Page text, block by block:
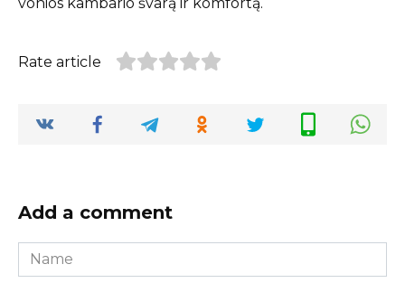
vonios kambario švarą ir komfortą.
Rate article
Add a comment
Name
*